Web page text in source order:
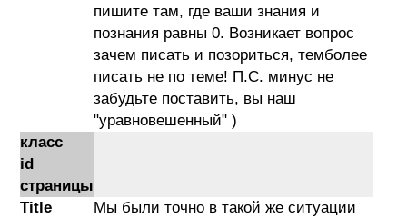
пишите там, где ваши знания и
познания равны 0. Возникает вопрос
зачем писать и позориться, темболее
писать не по теме! П.С. минус не
забудьте поставить, вы наш
"уравновешенный" )
класс
id
страницы
Title
Мы были точно в такой же ситуации